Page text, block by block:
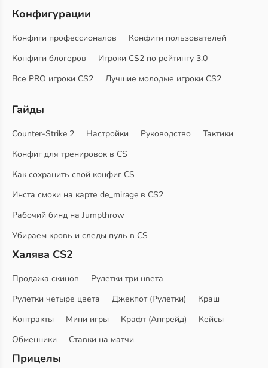
Конфигурации
Конфиги профессионалов
Конфиги пользователей
Конфиги блогеров
Игроки CS2 по рейтингу 3.0
Все PRO игроки CS2
Лучшие молодые игроки CS2
Гайды
Counter-Strike 2 Настройки Руководство
Тактики
Конфиг для тренировок в CS
Как сохранить свой конфиг CS
Инста смоки на карте de_mirage в CS2
Рабочий бинд на Jumpthrow
Убираем кровь и следы пуль в CS
Халява CS2
Продажа скинов
Рулетки три цвета
Рулетки четыре цвета
Джекпот (Рулетки)
Краш
Контракты
Мини игры Крафт (Апгрейд)
Кейсы
Обменники
Ставки на матчи
Прицелы